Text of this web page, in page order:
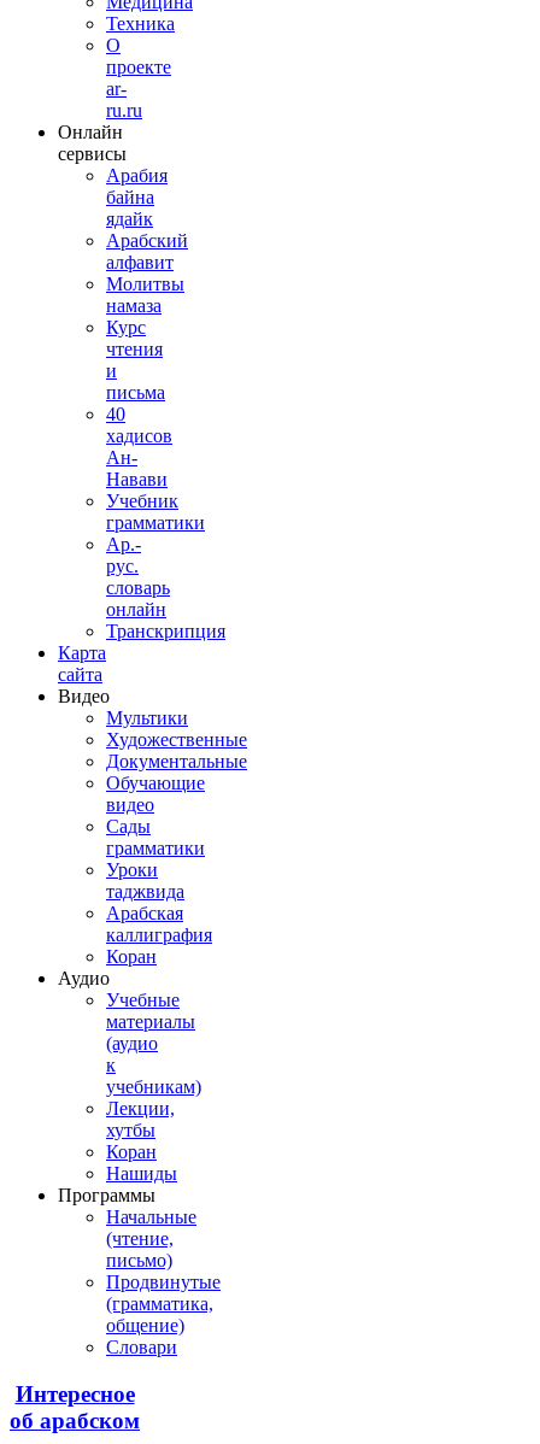
Техника
О
проекте
ar-
ru.ru
Онлайн
сервисы
Арабия
байна
ядайк
Арабский
алфавит
Молитвы
намаза
Курс
чтения
и
письма
40
хадисов
Ан-
Навави
Учебник
грамматики
Ар.-
рус.
словарь
онлайн
Транскрипция
Карта
сайта
Видео
Мультики
Художественные
Документальные
Обучающие
видео
Сады
грамматики
Уроки
таджвида
Арабская
каллиграфия
Коран
Аудио
Учебные
материалы
(аудио
к
учебникам)
Лекции,
хутбы
Коран
Нашиды
Программы
Начальные
(чтение,
письмо)
Продвинутые
(грамматика,
общение)
Словари
Интересное
об арабском